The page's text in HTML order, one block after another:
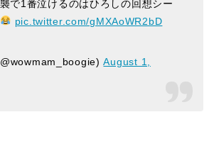
で1番泣けるのはひろしの回想シー
pic.twitter.com/gMXAoWR2bD
August 1,